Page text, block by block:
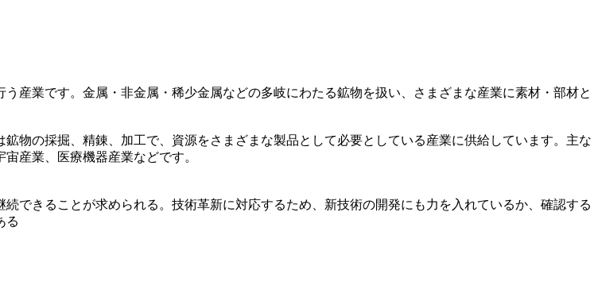
産業です。金属・非金属・稀少金属などの多岐にわたる鉱物を扱い、さまざまな産業に素材・部材と
物の採掘、精錬、加工で、資源をさまざまな製品として必要としている産業に供給しています。主な
産業、医療機器産業などです。
できることが求められる。技術革新に対応するため、新技術の開発にも力を入れているか、確認する
る